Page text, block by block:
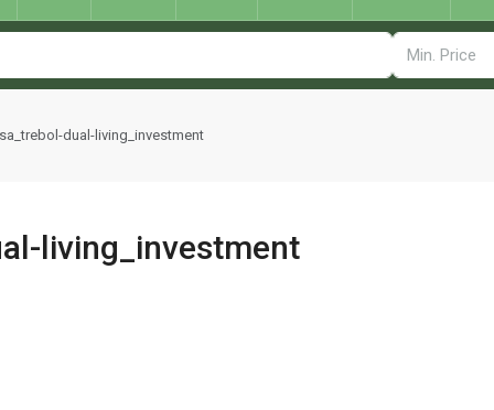
dual-living_investment
living_investment